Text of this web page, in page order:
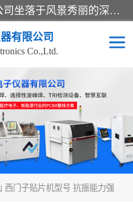
深圳市亿阳电子仪器有限公司坐落于风景秀丽的深圳市光明区，集SMT设备销售务为一体，努力为客户提供电子装配解决方案。与行业**SMT设备厂商：ASM（印刷机，锡膏检查机，贴片机），德国ERSA（爱莎）建立了稳固的代理合作关系，销售的设备一直保持**电子装配行业未来发展方向，能够满足客户各种繁杂产品的生产应用。
有限公司
Co.,Ltd.
西门子贴片机型号 抗振能力强
E系列中速贴片机
选择性波峰焊
VERSAFLOW-335
波峰焊
自动光学检测TR7700QE